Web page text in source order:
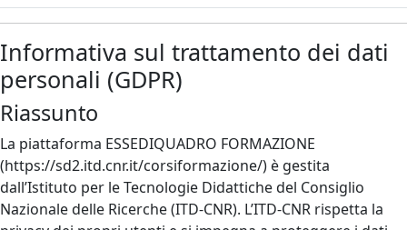
Informativa sul trattamento dei dati
personali (GDPR)
Riassunto
La piattaforma ESSEDIQUADRO FORMAZIONE
(https://sd2.itd.cnr.it/corsiformazione/) è gestita
dall’Istituto per le Tecnologie Didattiche del Consiglio
Nazionale delle Ricerche (ITD-CNR). L’ITD-CNR rispetta la